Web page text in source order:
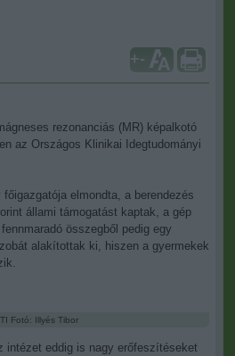
+-
rezonanciás (MR) képalkotó
az Országos Klinikai Idegtudományi
elmondta, a berendezés
állami támogatást kaptak, a gép
összegből pedig egy
alakítottak ki, hiszen a gyermekek
Fotó: Illyés Tibor
intézet eddig is nagy erőfeszítéseket